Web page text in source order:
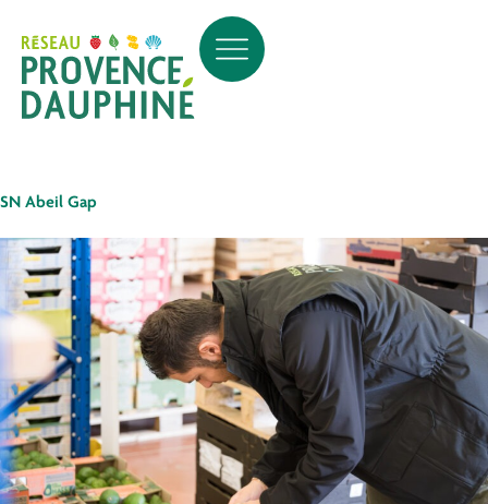
SN Abeil Gap